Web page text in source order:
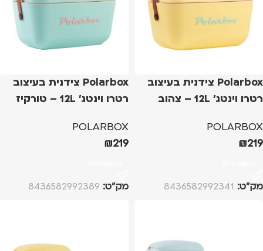
Polarbox צידנית בעיצוב
רטרו וינטג' 12L – צהוב
POLARBOX
₪219
מק”ט: 8436582992341
Polarbox צידנית בעיצוב
רטרו וינטג' 12L – טורקיז
POLARBOX
₪219
מק”ט: 8436582992389